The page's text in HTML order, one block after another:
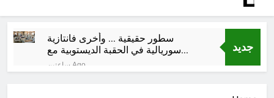
جديد
سطور حقيقية … وأخرى فانتازية
سوريالية في الحقبة الديستوبية مع
ساعتين Ago